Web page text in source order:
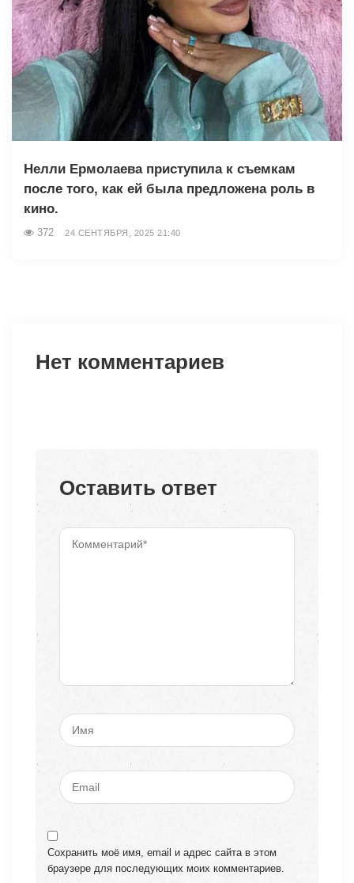
Нелли Ермолаева приступила к съемкам
после того, как ей была предложена роль в
кино.
372 24 СЕНТЯБРЯ, 2025 21:40
Нет комментариев
Оставить ответ
Сохранить моё имя, email и адрес сайта в этом
браузере для последующих моих комментариев.